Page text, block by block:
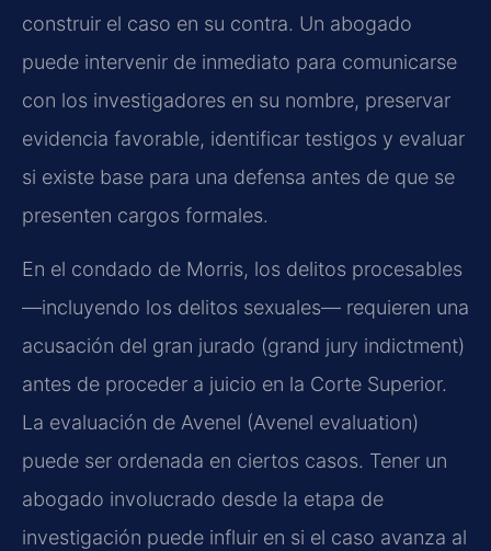
construir el caso en su contra. Un abogado
puede intervenir de inmediato para comunicarse
con los investigadores en su nombre, preservar
evidencia favorable, identificar testigos y evaluar
si existe base para una defensa antes de que se
presenten cargos formales.
En el condado de Morris, los delitos procesables
—incluyendo los delitos sexuales— requieren una
acusación del gran jurado (grand jury indictment)
antes de proceder a juicio en la Corte Superior.
La evaluación de Avenel (Avenel evaluation)
puede ser ordenada en ciertos casos. Tener un
abogado involucrado desde la etapa de
investigación puede influir en si el caso avanza al